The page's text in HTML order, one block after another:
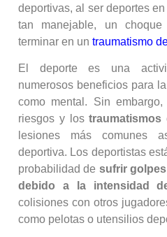
deportivas, al ser deportes
tan manejable, un
terminar en un traumatismo
El deporte es una
numerosos beneficios para
como mental. Sin
riesgos y lostraumatismos
lesiones más comunes
deportiva. Los deportistas
probabilidad de sufrir
debido a la intensidad
colisiones con otros
como pelotas o utensilios